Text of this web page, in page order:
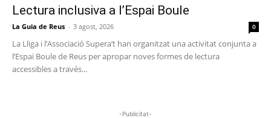
Lectura inclusiva a l’Espai Boule
La Guia de Reus - 3 agost, 2026 0
La Lliga i l’Associació Supera’t han organitzat una activitat conjunta a
l’Espai Boule de Reus per apropar noves formes de lectura
accessibles a través...
-Publicitat-